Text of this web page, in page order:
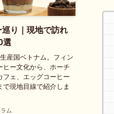
り｜現地で訪れ
選
産国ベトナム。フィン
ヒー文化から、ホーチ
フェ、エッグコーヒー
現地目線で紹介しま
ラム